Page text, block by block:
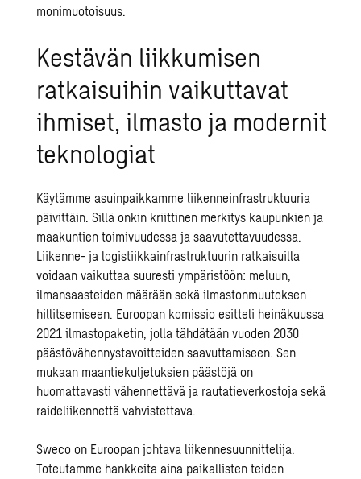
monimuotoisuus.
Kestävän liikkumisen
ratkaisuihin vaikuttavat
ihmiset, ilmasto ja modernit
teknologiat
Käytämme asuinpaikkamme liikenneinfrastruktuuria
päivittäin.Sillä onkin kriittinen merkitys kaupunkien ja
maakuntien toimivuudessa ja saavutettavuudessa.
Liikenne- ja logistiikkainfrastruktuurin ratkaisuilla
voidaan vaikuttaa suuresti ympäristöön: meluun,
ilmansaasteiden määrään sekä ilmastonmuutoksen
hillitsemiseen. Euroopan komissio esitteli heinäkuussa
2021 ilmastopaketin, jolla tähdätään vuoden 2030
päästövähennystavoitteiden saavuttamiseen. Sen
mukaan maantiekuljetuksien päästöjä on
huomattavasti vähennettävä ja rautatieverkostoja sekä
raideliikennettävahvistettava.
Sweco on Euroopan johtava liikennesuunnittelija.
Toteutamme hankkeita aina paikallisten teiden